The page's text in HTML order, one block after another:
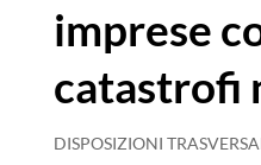
imprese
catastrofi
DISPOSIZIONI